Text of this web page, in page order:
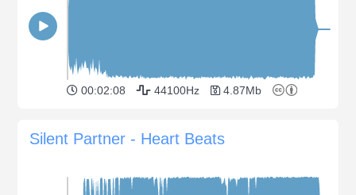
00:02:08 44100Hz 4.87Mb
Silent Partner - Heart Beats